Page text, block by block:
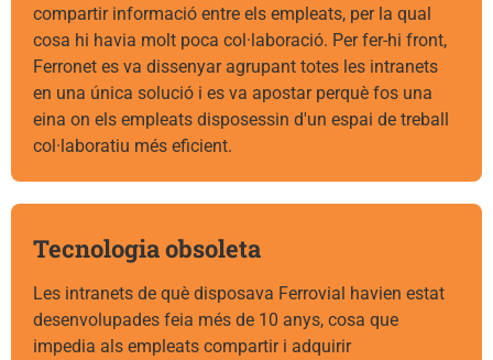
compartir informació entre els empleats, per la qual
cosa hi havia molt poca col·laboració. Per fer-hi front,
Ferronet es va dissenyar agrupant totes les intranets
en una única solució i es va apostar perquè fos una
eina on els empleats disposessin d'un espai de treball
col·laboratiu més eficient.
Tecnologia obsoleta
Les intranets de què disposava Ferrovial havien estat
desenvolupades feia més de 10 anys, cosa que
impedia als empleats compartir i adquirir